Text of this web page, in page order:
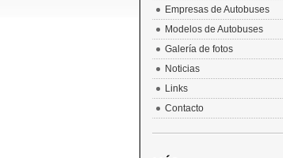
Empresas de Autobuses
Modelos de Autobuses
Galería de fotos
Noticias
Links
Contacto